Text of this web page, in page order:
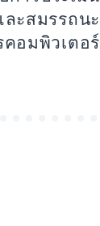
ะสมรรถนะ
อมพิวเตอร์